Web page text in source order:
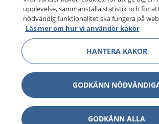
upplevelse, sammanställa statistik och för
nödvändig funktionalitet ska fungera på
Läs mer om hur vi använder kakor
HANTERA KAKOR
GODKÄNN
GODKÄNN ALLA